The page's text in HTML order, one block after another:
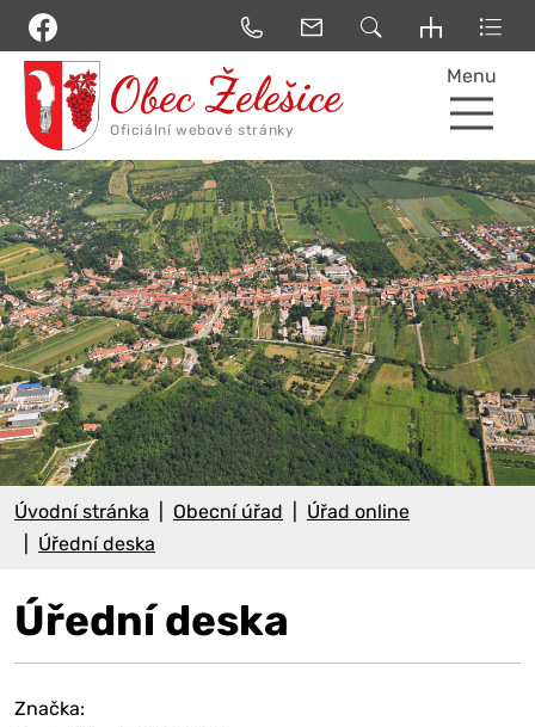
Menu
Úvodní stránka Obecní úřad
Úřad online
Úřední deska
Úřední deska
Značka: